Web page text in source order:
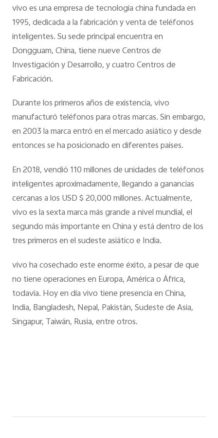
vivo es una empresa de tecnología china fundada en
1995, dedicada a la fabricación y venta de teléfonos
inteligentes. Su sede principal encuentra en
Dongguam, China, tiene nueve Centros de
Investigación y Desarrollo, y cuatro Centros de
Fabricación.
Durante los primeros años de existencia, vivo
manufacturó teléfonos para otras marcas. Sin embargo,
en 2003 la marca entró en el mercado asiático y desde
entonces se ha posicionado en diferentes países.
En 2018, vendió 110 millones de unidades de teléfonos
inteligentes aproximadamente, llegando a ganancias
cercanas a los USD $ 20,000 millones. Actualmente,
vivo es la sexta marca más grande a nivel mundial, el
segundo más importante en China y está dentro de los
tres primeros en el sudeste asiático e India.
vivo ha cosechado este enorme éxito, a pesar de que
no tiene operaciones en Europa, América o África,
todavía. Hoy en día vivo tiene presencia en China,
India, Bangladesh, Nepal, Pakistán, Sudeste de Asia,
Singapur, Taiwán, Rusia, entre otros.